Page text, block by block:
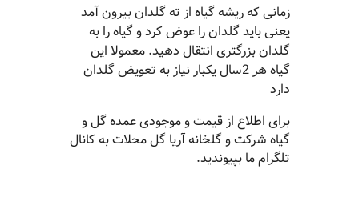
زمانی که ریشه گیاه از ته گلدان بیرون آمد
یعنی باید گلدان را عوض کرد و گیاه را به
گلدان بزرگتری انتقال دهید. معمولا این
گیاه هر 2سال یکبار نیاز به تعویض گلدان
دارد
برای اطلاع از قیمت و موجودی عمده گل و
گیاه شرکت و گلخانه آریا گل محلات به کانال
تلگرام ما بپیوندید.